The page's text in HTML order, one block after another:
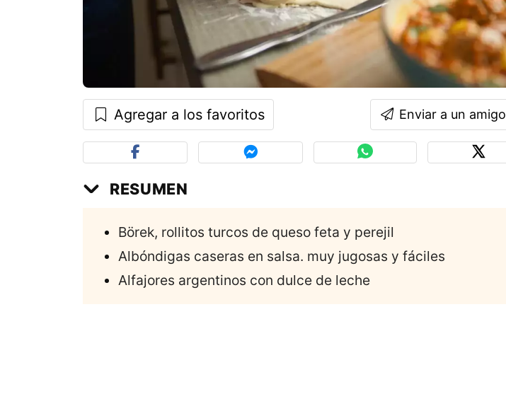
Agregar a los favoritos Enviar a un amigo
RESUMEN
Börek, rollitos turcos de queso feta y perejil
Albóndigas caseras en salsa. muy jugosas y fáciles
Alfajores argentinos con dulce de leche